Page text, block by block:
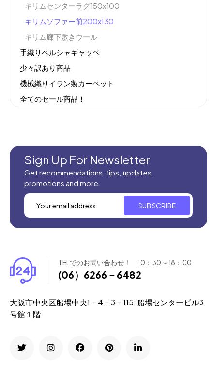
キリムセンターラグ150x100
キリムソファー前200x130
キリム廊下敷きウール
手織りペルシャギャッベ
少々訳あり商品
機械織りイラン製カーペット
全てのセール商品！
Sign Up For Newsletter
Get recommendations, tips, updates,
promotions and more.
SUBSCRIBE
TELでのお問い合わせ！ 10：30～18：00
(06）6266－6482
大阪市中央区船場中央1－4－3－115, 船場センタービル3
号館１階